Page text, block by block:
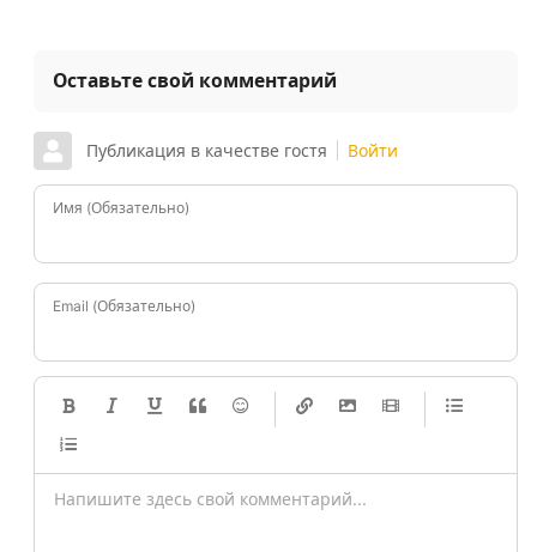
Оставьте свой комментарий
Публикация в качестве гостя Войти
Имя (Обязательно)
Email (Обязательно)
-
-
-
-
-